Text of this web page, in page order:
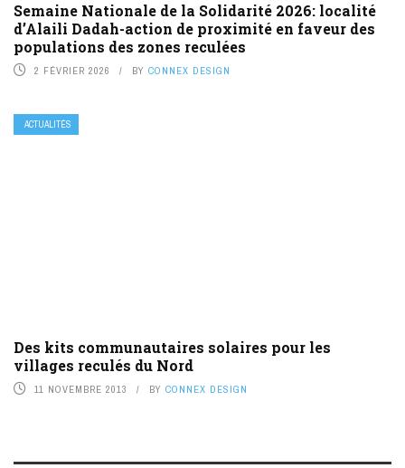
Semaine Nationale de la Solidarité 2026: localité
d’Alaili Dadah-action de proximité en faveur des
populations des zones reculées
2 FÉVRIER 2026 BY CONNEX DESIGN
ACTUALITÉS
Des kits communautaires solaires pour les
villages reculés du Nord
11 NOVEMBRE 2013 BY CONNEX DESIGN